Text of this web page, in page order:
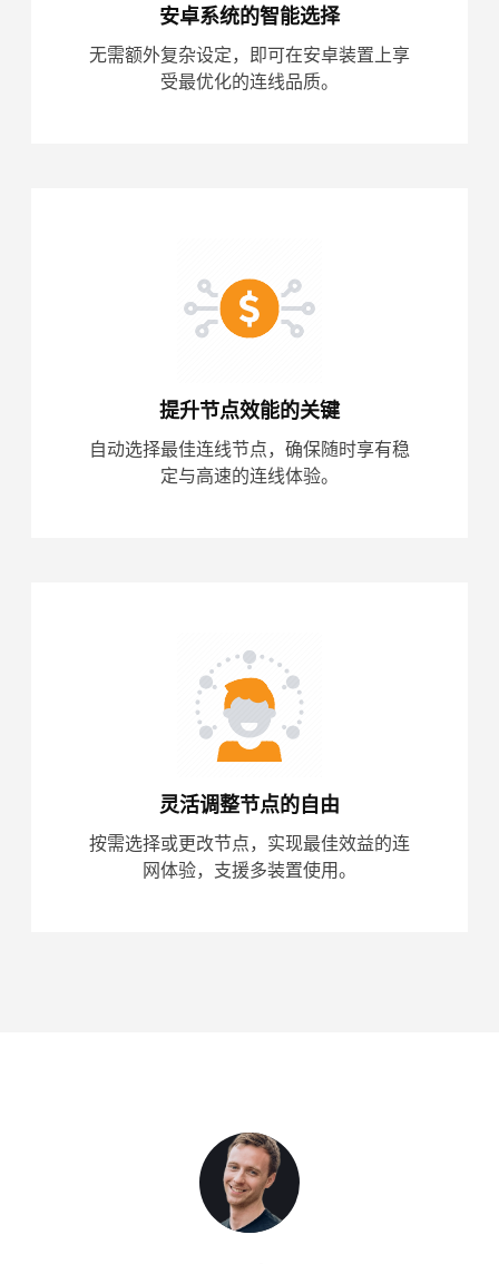
安卓系统的智能选择
无需额外复杂设定，即可在安卓装置上享
受最优化的连线品质。
提升节点效能的关键
自动选择最佳连线节点，确保随时享有稳
定与高速的连线体验。
灵活调整节点的自由
按需选择或更改节点，实现最佳效益的连
网体验，支援多装置使用。